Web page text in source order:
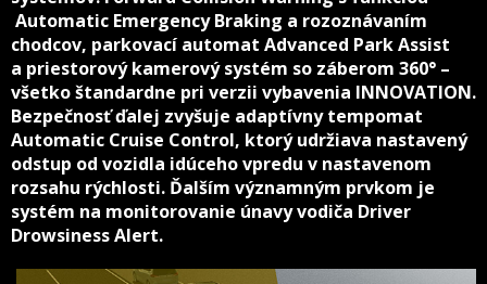
Automatic Emergency Braking a rozoznávaním
chodcov, parkovací automat Advanced Park Assist
a priestorový kamerový systém so záberom 360° –
všetko štandardne pri verzii vybavenia INNOVATION.
Bezpečnosť ďalej zvyšuje adaptívny tempomat
Automatic Cruise Control, ktorý udržiava nastavený
odstup od vozidla idúceho vpredu v nastavenom
rozsahu rýchlosti. Ďalším významným prvkom je
systém na monitorovanie únavy vodiča Driver
Drowsiness Alert.